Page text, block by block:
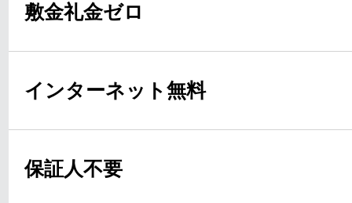
敷金礼金ゼロ
インターネット無料
保証人不要